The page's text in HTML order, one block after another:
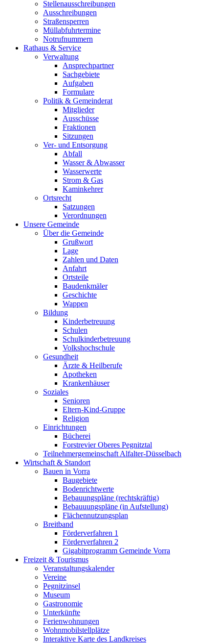
Stellenausschreibungen
Ausschreibungen
Straßensperren
Müllabfuhrtermine
Notrufnummern
Rathaus & Service
Verwaltung
Ansprechpartner
Sachgebiete
Aufgaben
Formulare
Politik & Gemeinderat
Mitglieder
Ausschüsse
Fraktionen
Sitzungen
Ver- und Entsorgung
Abfall
Wasser & Abwasser
Wasserwerte
Strom & Gas
Kaminkehrer
Ortsrecht
Satzungen
Verordnungen
Unsere Gemeinde
Über die Gemeinde
Grußwort
Lage
Zahlen und Daten
Anfahrt
Ortsteile
Baudenkmäler
Geschichte
Wappen
Bildung
Kinderbetreuung
Schulen
Schulkinderbetreuung
Volkshochschule
Gesundheit
Ärzte & Heilberufe
Apotheken
Krankenhäuser
Soziales
Senioren
Eltern-Kind-Gruppe
Religion
Einrichtungen
Bücherei
Forstrevier Oberes Pegnitztal
Teilnehmergemeinschaft Alfalter-Düsselbach
Wirtschaft & Standort
Bauen in Vorra
Baugebiete
Bodenrichtwerte
Bebauungspläne (rechtskräftig)
Bebauuungspläne (in Aufstellung)
Flächennutzungsplan
Breitband
Förderverfahren 1
Förderverfahren 2
Gigabitprogramm Gemeinde Vorra
Freizeit & Tourismus
Veranstaltungskalender
Vereine
Pegnitzinsel
Museum
Gastronomie
Unterkünfte
Ferienwohnungen
Wohnmobilstellplätze
Interaktive Karte des Landkreises